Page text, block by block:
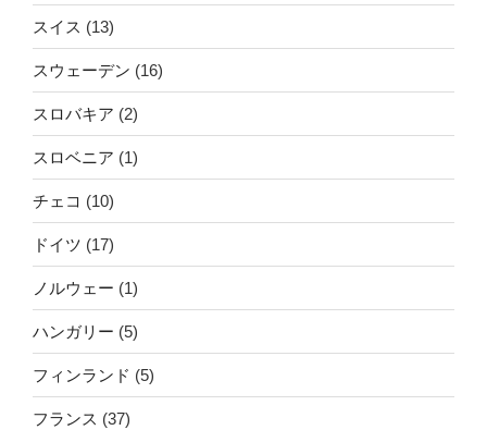
スイス (13)
スウェーデン (16)
スロバキア (2)
スロベニア (1)
チェコ (10)
ドイツ (17)
ノルウェー (1)
ハンガリー (5)
フィンランド (5)
フランス (37)